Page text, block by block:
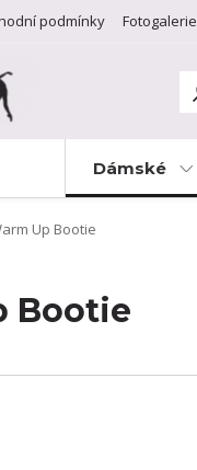
podmínky Fotogalerie
Dámské
Up Bootie
Bootie